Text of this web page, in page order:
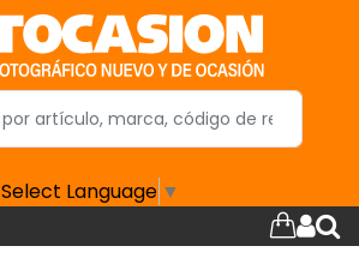
Select Language ▼